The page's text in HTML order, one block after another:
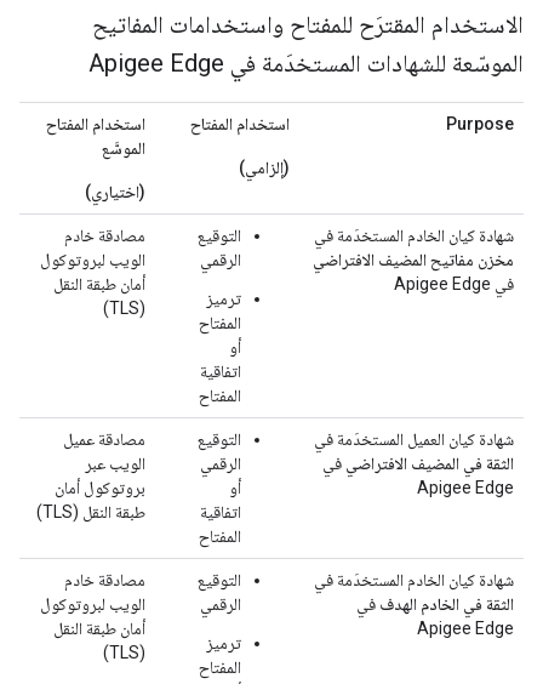
الاستخدام المقترَح للمفتاح واستخدامات المفاتيح
الموسّعة للشهادات المستخدَمة في Apigee Edge
Purpose استخدام المفتاح
(إلزامي)
استخدام المفتاح
الموسَّع
(اختياري)
شهادة كيان الخادم المستخدَمة في
مخزن مفاتيح المضيف الافتراضي
في Apigee Edge
التوقيع
الرقمي
ترميز
المفتاح
أو
اتفاقية
المفتاح
مصادقة خادم
الويب لبروتوكول
أمان طبقة النقل
(TLS)
شهادة كيان العميل المستخدَمة في
الثقة في المضيف الافتراضي في
Apigee Edge
التوقيع
الرقمي
أو
اتفاقية
المفتاح
مصادقة عميل
الويب عبر
بروتوكول أمان
طبقة النقل (TLS)
شهادة كيان الخادم المستخدَمة في
الثقة في الخادم الهدف في
Apigee Edge
التوقيع
الرقمي
ترميز
المفتاح
مصادقة خادم
الويب لبروتوكول
أمان طبقة النقل
(TLS)